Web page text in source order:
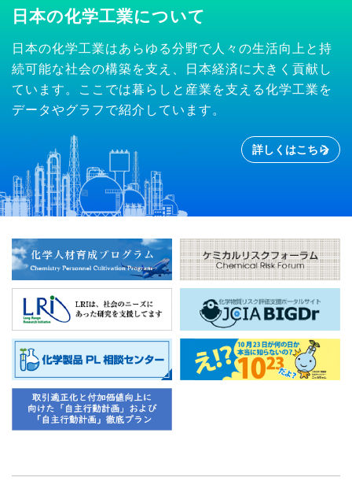
日本の化学工業について
日本の化学工業はあらゆる分野で人々の生活向上と持
続可能な社会の構築を支え、日本経済に大きく貢献し
ています。ここでは暮らしと産業を支える化学工業を
データやグラフで紹介しています。
詳しくはこちら